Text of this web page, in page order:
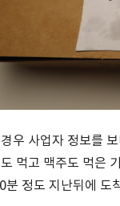
우 사업자 정보를
먹고 맥주도 먹은
분 정도 지난뒤에 도